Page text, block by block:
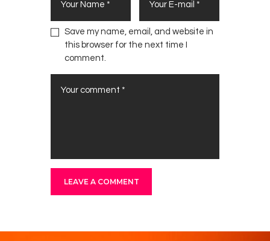
Save my name, email, and website in
this browser for the next time I
comment.